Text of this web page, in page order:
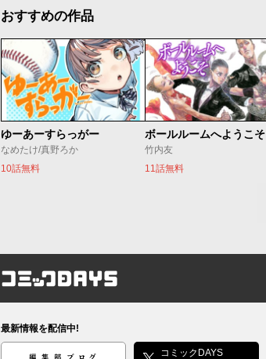
おすすめの作品
ゆーあーすらっがー
なめたけ/真野ろか
10話無料
ボールルームへようこそ
竹内友
11話無料
コミックDAYS
最新情報を配信中!
編集部ブログ コミックDAYS